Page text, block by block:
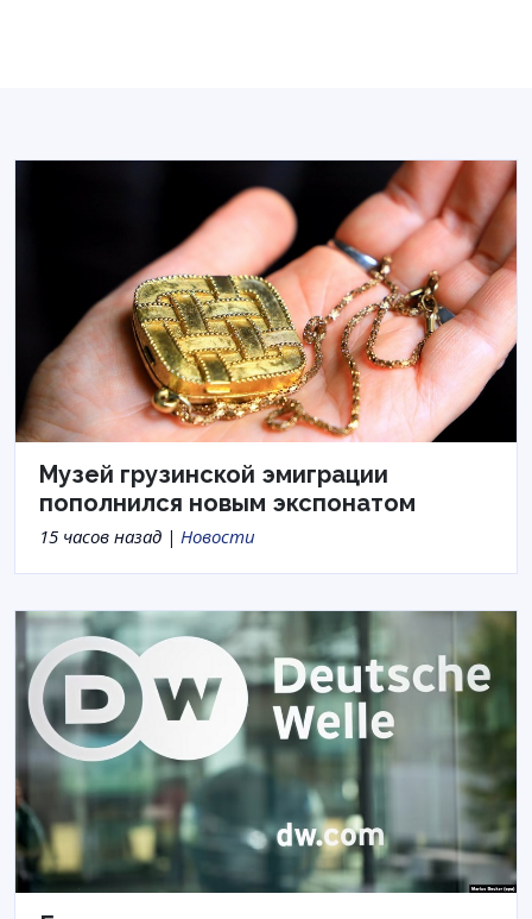
Музей грузинской эмиграции
пополнился новым экспонатом
15 часов назад | Новости